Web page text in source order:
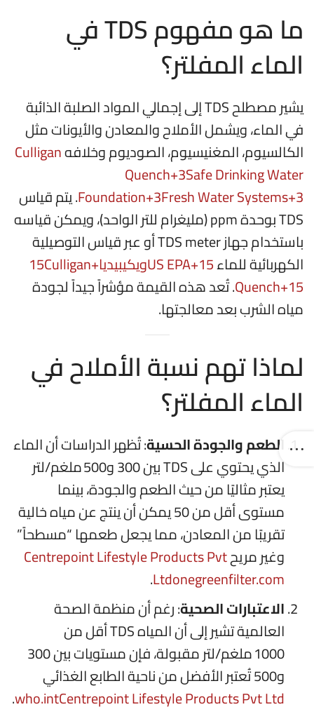
ما هو مفهوم TDS في
الماء المفلتر؟
يشير مصطلح TDS إلى إجمالي المواد الصلبة الذائبة
في الماء، ويشمل الأملاح والمعادن والأيونات مثل
الكالسيوم، المغنيسيوم، الصوديوم وخلافهCulligan
Quench+3Safe Drinking Water
Foundation+3Fresh Water Systems+3
.يتم قياس
TDS بوحدة ppm (مليغرام للتر الواحد)، ويمكن قياسه
باستخدام جهاز TDS meter أو عبر قياس التوصيلية
الكهربائية للماء
US EPA+15 ويكيبيديا+15
Culligan
Quench+15
.تُعد هذه القيمة مؤشراً جيداً لجودة
مياه الشرب بعد معالجتها.
لماذا تهم نسبة الأملاح في
الماء المفلتر؟
الطعم والجودة الحسية: تُظهر الدراسات أن الماء
الذي يحتوي على TDS بين 300 و500 ملغم/لتر
يعتبر مثاليًا من حيث الطعم والجودة، بينما
مستوى أقل من 50 يمكن أن ينتج عن مياه خالية
تقريبًا من المعادن، مما يجعل طعمها “مسطحاً”
وغير مريحCentrepoint Lifestyle Products Pvt
Ltdonegreenfilter.com
.
الاعتبارات الصحية: رغم أن منظمة الصحة
العالمية تشير إلى أن المياه TDS أقل من
1000 ملغم/لتر مقبولة، فإن مستويات بين 300
و500 تُعتبر الأفضل من ناحية الطابع الغذائي
who.intCentrepoint Lifestyle Products Pvt Ltd
.